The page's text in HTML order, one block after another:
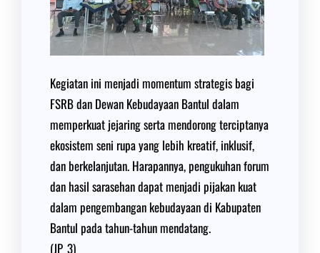
Kegiatan ini menjadi momentum strategis bagi
FSRB dan Dewan Kebudayaan Bantul dalam
memperkuat jejaring serta mendorong terciptanya
ekosistem seni rupa yang lebih kreatif, inklusif,
dan berkelanjutan. Harapannya, pengukuhan forum
dan hasil sarasehan dapat menjadi pijakan kuat
dalam pengembangan kebudayaan di Kabupaten
Bantul pada tahun-tahun mendatang.
(JP_3)